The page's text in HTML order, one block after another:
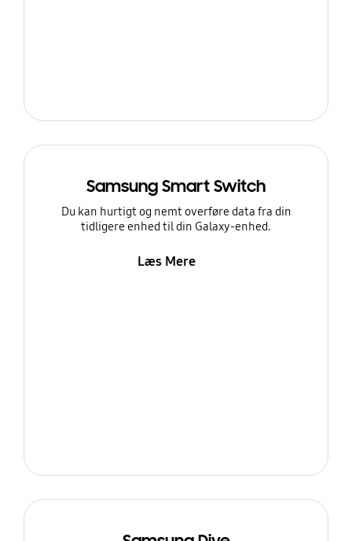
Samsung Smart Switch
Du kan hurtigt og nemt overføre data fra din
tidligere enhed til din Galaxy-enhed.
Læs Mere